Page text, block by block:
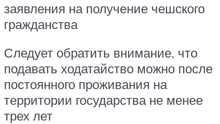
заявления на получение чешского
гражданства
Следует обратить внимание, что
подавать ходатайство можно после
постоянного проживания на
территории государства не менее
трех лет